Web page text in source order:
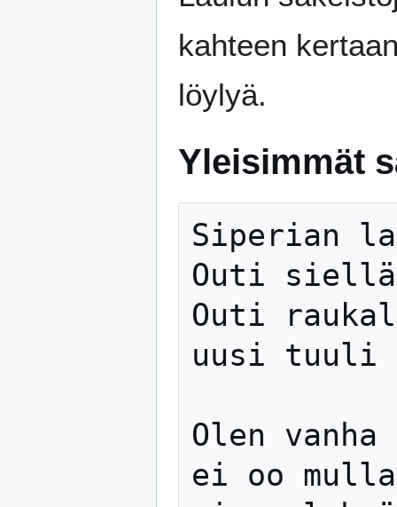
kahteen
löylyä.
Yleisimmät
Siperian
Outi
Outi
uusi tuuli
Olen
ei oo